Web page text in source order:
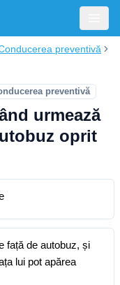
preventivă
preventivă
urmează
oprit
față de autobuz, și
lui pot apărea